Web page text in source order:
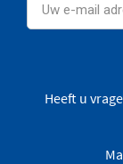
Heeft u